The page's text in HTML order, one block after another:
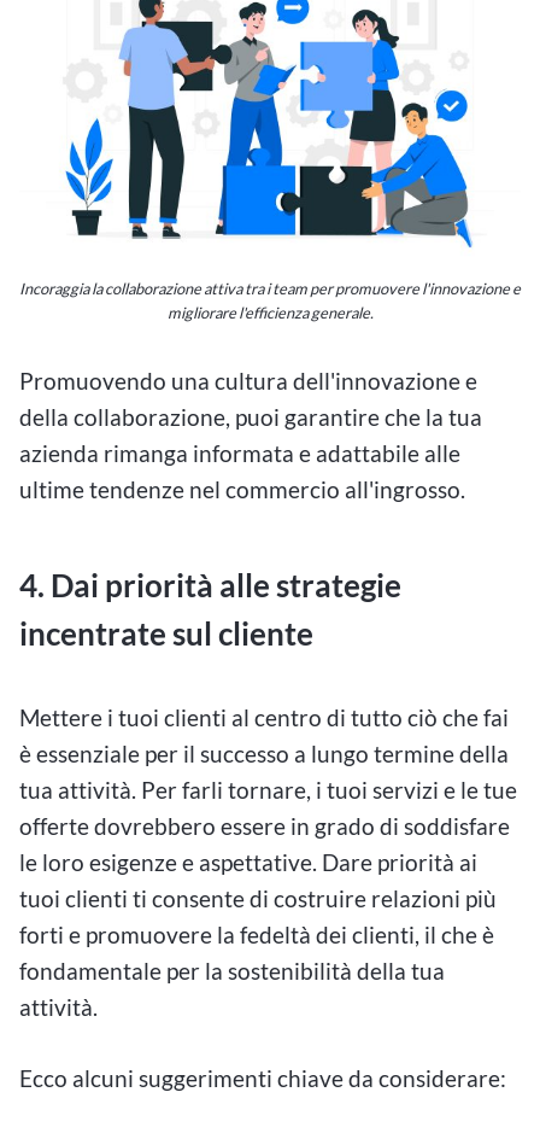
Incoraggia la collaborazione attiva tra i team per promuovere l'innovazione e
migliorare l'efficienza generale.
Promuovendo una cultura dell'innovazione e
della collaborazione, puoi garantire che la tua
azienda rimanga informata e adattabile alle
ultime tendenze nel commercio all'ingrosso.
4. Dai priorità alle strategie
incentrate sul cliente
Mettere i tuoi clienti al centro di tutto ciò che fai
è essenziale per il successo a lungo termine della
tua attività. Per farli tornare, i tuoi servizi e le tue
offerte dovrebbero essere in grado di soddisfare
le loro esigenze e aspettative. Dare priorità ai
tuoi clienti ti consente di costruire relazioni più
forti e promuovere la fedeltà dei clienti, il che è
fondamentale per la sostenibilità della tua
attività.
Ecco alcuni suggerimenti chiave da considerare: